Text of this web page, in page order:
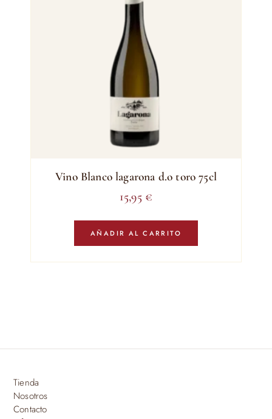
Vino Blanco lagarona d.o toro 75cl
15,95 €
AÑADIR AL CARRITO
Tienda
Nosotros
Contacto